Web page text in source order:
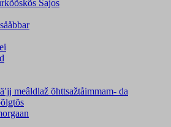
Sajos
meâldlaž õhttsažtåimmam- da